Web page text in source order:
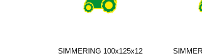
SIMMERING 100x125x12